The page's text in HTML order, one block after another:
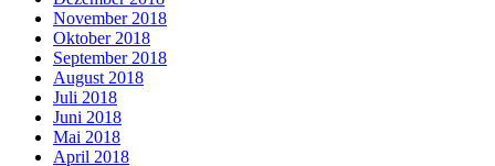
November 2018
Oktober 2018
September 2018
August 2018
Juli 2018
Juni 2018
Mai 2018
April 2018